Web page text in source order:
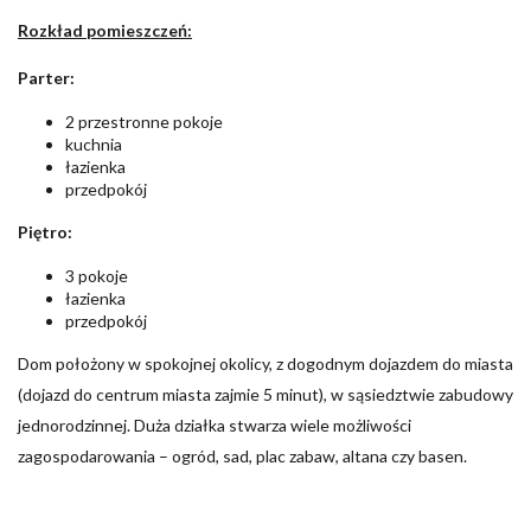
Rozkład pomieszczeń:
Parter:
2 przestronne pokoje
kuchnia
łazienka
przedpokój
Piętro:
3 pokoje
łazienka
przedpokój
Dom położony w spokojnej okolicy, z dogodnym dojazdem do miasta
(dojazd do centrum miasta zajmie 5 minut), w sąsiedztwie zabudowy
jednorodzinnej. Duża działka stwarza wiele możliwości
zagospodarowania – ogród, sad, plac zabaw, altana czy basen.